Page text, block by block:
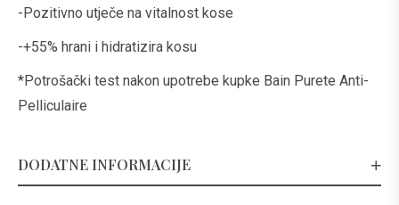
-Pozitivno utječe na vitalnost kose
-+55% hrani i hidratizira kosu
*Potrošački test nakon upotrebe kupke Bain Purete Anti-
Pelliculaire
DODATNE INFORMACIJE